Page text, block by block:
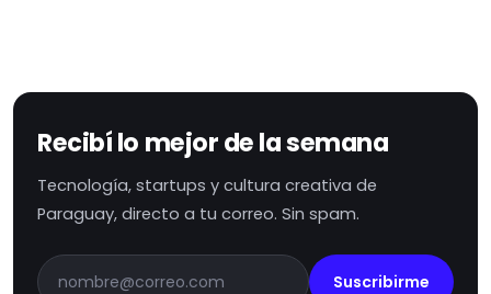
Recibí lo mejor de la semana
Tecnología, startups y cultura creativa de
Paraguay, directo a tu correo. Sin spam.
Suscribirme